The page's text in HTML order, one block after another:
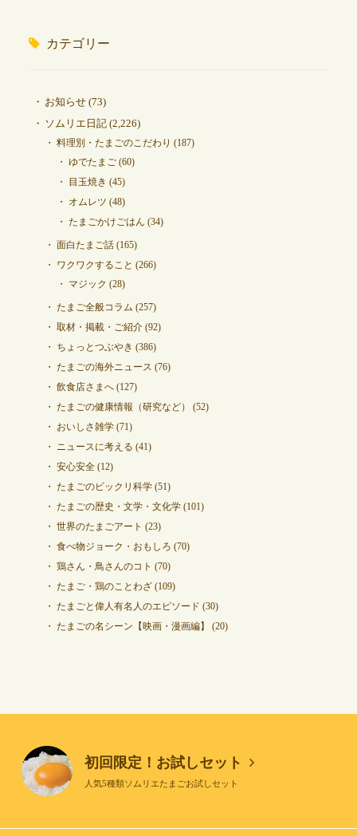
カテゴリー
お知らせ(73)
ソムリエ日記(2,226)
料理別・たまごのこだわり (187)
ゆでたまご(60)
目玉焼き (45)
オムレツ (48)
たまごかけごはん (34)
面白たまご話(165)
ワクワクすること (266)
マジック (28)
たまご全般コラム (257)
取材・掲載・ご紹介(92)
ちょっとつぶやき (386)
たまごの海外ニュース (76)
飲食店さまへ(127)
たまごの健康情報（研究など）
(52)
おいしさ雑学(71)
ニュースに考える (41)
安心安全(12)
たまごのビックリ科学(51)
たまごの歴史・文学・文化学(101)
世界のたまごアート (23)
食べ物ジョーク・おもしろ (70)
鶏さん・鳥さんのコト (70)
たまご・鶏のことわざ(109)
たまごと偉人有名人のエピソード (30)
たまごの名シーン【映画・漫画編】
(20)
初回限定！お試しセット
人気5種類ソムリエたまごお試しセット